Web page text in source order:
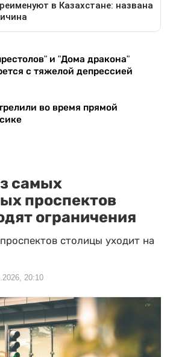
и "Дома дракона"
с тяжелой депрессией
во время прямой
самых
проспектов
ограничения
столицы уходит на
20:10